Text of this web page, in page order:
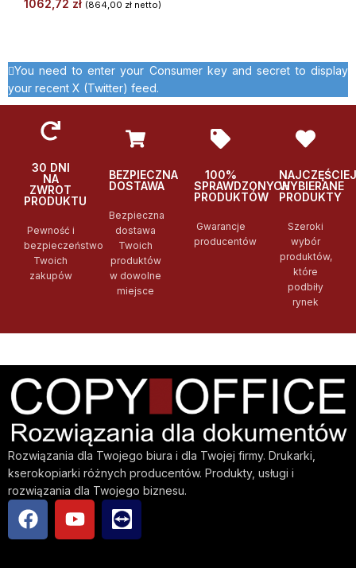
1062,72 zł (864,00 zł netto)
You need to enter your Consumer key and secret to display
your recent X (Twitter) feed.
30 DNI
NA
ZWROT
PRODUKTU
Pewność i
bezpieczeństwo
Twoich
zakupów
BEZPIECZNA
DOSTAWA
Bezpieczna
dostawa
Twoich
produktów
w dowolne
miejsce
100%
SPRAWDZONYCH
PRODUKTÓW
Gwarancje
producentów
NAJCZĘŚCIEJ
WYBIERANE
PRODUKTY
Szeroki
wybór
produktów,
które
podbiły
rynek
Rozwiązania dla Twojego biura i dla Twojej firmy. Drukarki,
kserokopiarki różnych producentów. Produkty, usługi i
rozwiązania dla Twojego biznesu.